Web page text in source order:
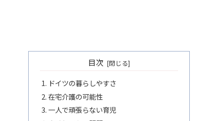
目次
ドイツの暮らしやすさ
在宅介護の可能性
一人で頑張らない育児